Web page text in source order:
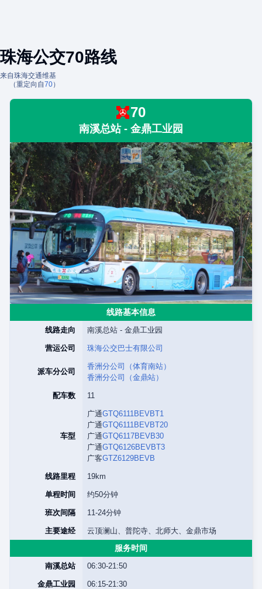
珠海公交70路线
来自珠海交通维基
（重定向自70）
70
南溪总站 - 金鼎工业园
线路基本信息
线路走向 南溪总站 - 金鼎工业园
营运公司 珠海公交巴士有限公司
派车分公司
香洲分公司（体育南站）
香洲分公司（金鼎站）
配车数 11
车型
广通GTQ6111BEVBT1
广通GTQ6111BEVBT20
广通GTQ6117BEVB30
广通GTQ6126BEVBT3
广客GTZ6129BEVB
线路里程 19km
单程时间 约50分钟
班次间隔 11-24分钟
主要途经 云顶澜山、普陀寺、北师大、金鼎市场
服务时间
南溪总站 06:30-21:50
金鼎工业园 06:15-21:30